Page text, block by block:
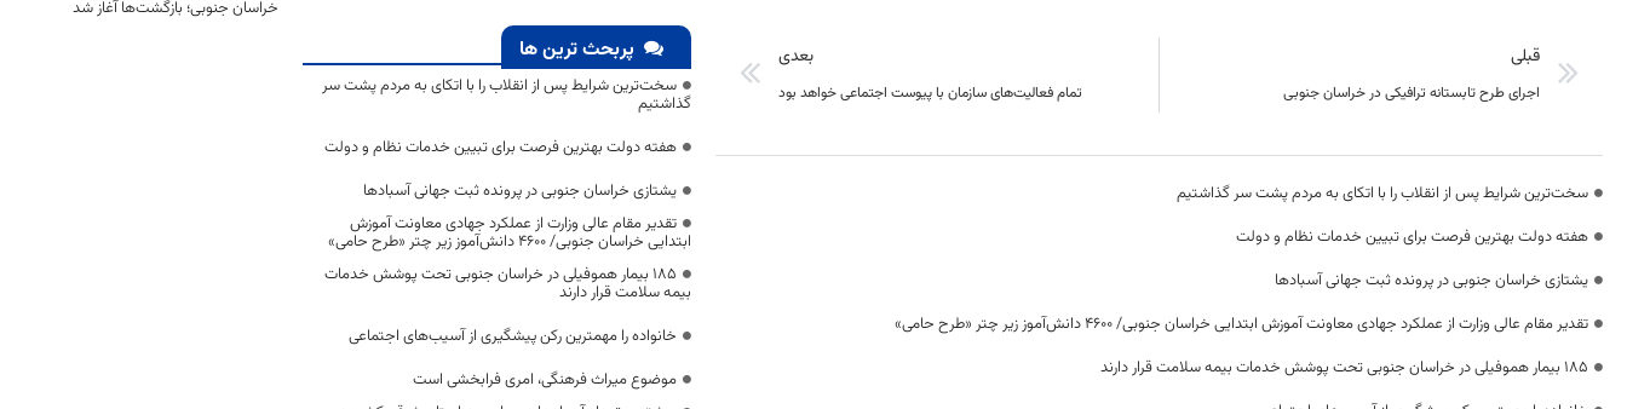
قبلی
اجرای طرح تابستانه ترافیکی در خراسان جنوبی
بعدی
تمام فعالیت‌های سازمان با پیوست اجتماعی خواهد بود
سخت‌ترین شرایط پس از انقلاب را با اتکای به مردم پشت سر گذاشتیم
هفته دولت بهترین فرصت برای تبیین خدمات نظام و دولت
یشتازی خراسان جنوبی در پرونده ثبت جهانی آسبادها
تقدیر مقام عالی وزارت از عملکرد جهادی معاونت آموزش ابتدایی خراسان جنوبی/ ۴۶۰۰ دانش‌آموز زیر چتر «طرح حامی»
۱۸۵ بیمار هموفیلی در خراسان جنوبی تحت پوشش خدمات بیمه سلامت قرار دارند
پربحث ترین ها
سخت‌ترین شرایط پس از انقلاب را با اتکای به مردم پشت سر
گذاشتیم
هفته دولت بهترین فرصت برای تبیین خدمات نظام و دولت
یشتازی خراسان جنوبی در پرونده ثبت جهانی آسبادها
تقدیر مقام عالی وزارت از عملکرد جهادی معاونت آموزش
ابتدایی خراسان جنوبی/ ۴۶۰۰ دانش‌آموز زیر چتر «طرح حامی»
۱۸۵ بیمار هموفیلی در خراسان جنوبی تحت پوشش خدمات
بیمه سلامت قرار دارند
خانواده را مهمترین رکن پیشگیری از آسیب‌های اجتماعی
موضوع میراث فرهنگی، امری فرابخشی است
خراسان جنوبی؛ بازگشت‌ها آغاز شد